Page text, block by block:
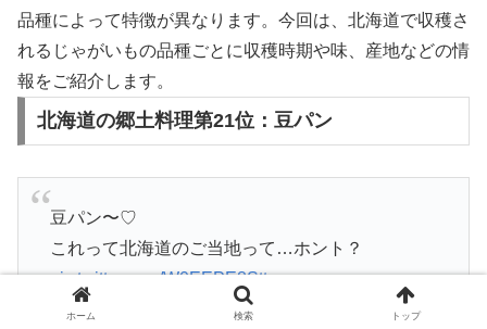
品種によって特徴が異なります。今回は、北海道で収穫さ
れるじゃがいもの品種ごとに収穫時期や味、産地などの情
報をご紹介します。
北海道の郷土料理第21位：豆パン
豆パン〜♡
これって北海道のご当地って…ホント？
pic.twitter.com/W0EEPE8Stt
ホーム 検索 トップ